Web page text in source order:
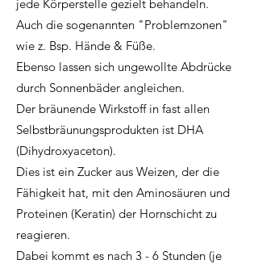
jede Körperstelle gezielt behandeln.
Auch die sogenannten "Problemzonen"
wie z. Bsp. Hände & Füße.
Ebenso lassen sich ungewollte Abdrücke
durch Sonnenbäder angleichen.
Der bräunende Wirkstoff in fast allen
Selbstbräunungsprodukten ist DHA
(Dihydroxyaceton).
Dies ist ein Zucker aus Weizen, der die
Fähigkeit hat, mit den Aminosäuren und
Proteinen (Keratin) der Hornschicht zu
reagieren.
Dabei kommt es nach 3 - 6 Stunden (je